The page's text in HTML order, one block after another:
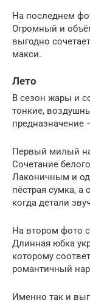
На последнем
Огромный и
выгодно
макси.
Лето
В сезон жары и
тонкие,
предназначение
Первый милый
Сочетание
Лаконичным и
пёстрая сумка, а
когда детали
На втором фото
Длинная юбка
которому
романтичный
Именно так и